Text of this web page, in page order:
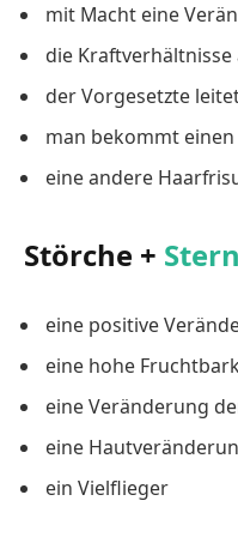
mit Macht eine
die Kraftverhältnisse
der Vorgesetzte
man bekommt
eine andere
Störche +
eine positive
eine hohe
eine Veränderung
eine
ein Vielflieger